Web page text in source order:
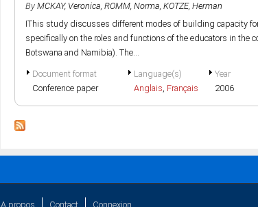
By MCKAY, Veronica, ROMM, Norma, KOTZE, Herman
IThis study discusses different modes of building capacity
specifically on the roles and functions of the educators in the
Botswana and Namibia). The...
Document format
Conference paper
Language(s)
Anglais, Français
Year
2006
A propos Contact Connexion